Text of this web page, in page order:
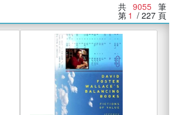
共 9055 筆
第 1 / 227 頁